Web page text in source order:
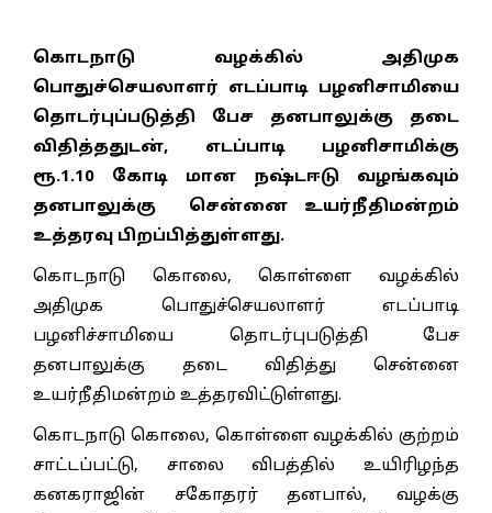
கொடநாடு வழக்கில் அதிமுக
பொதுச்செயலாளர் எடப்பாடி பழனிசாமியை
தொடர்புப்படுத்தி பேச தனபாலுக்கு தடை
விதித்ததுடன், எடப்பாடி பழனிசாமிக்கு
ரூ.1.10 கோடி மான நஷ்டஈடு வழங்கவும்
தனபாலுக்கு சென்னை உயர்நீதிமன்றம்
உத்தரவு பிறப்பித்துள்ளது.
கொடநாடு கொலை, கொள்ளை வழக்கில்
அதிமுக பொதுச்செயலாளர் எடப்பாடி
பழனிச்சாமியை தொடர்புபடுத்தி பேச
தனபாலுக்கு தடை விதித்து சென்னை
உயர்நீதிமன்றம் உத்தரவிட்டுள்ளது.
கொடநாடு கொலை, கொள்ளை வழக்கில் குற்றம்
சாட்டப்பட்டு, சாலை விபத்தில் உயிரிழந்த
கனகராஜின் சகோதரர் தனபால், வழக்கு